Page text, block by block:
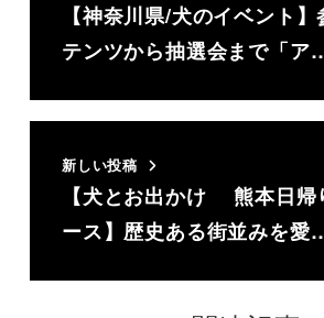
【神奈川県/犬のイベント
テンツから抽選会まで「ア
新しい投稿
【犬とお出かけ 熊本日帰
ース】歴史ある街並みを愛